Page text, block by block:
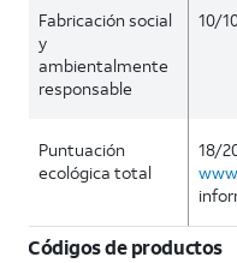
Fabricación social
y
ambientalmente
responsable
10/
Puntuación
ecológica total
18/
Códigos de productos